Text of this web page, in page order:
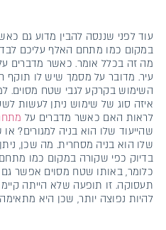
עוד לפני שננסה להבין מדוע גם
במקום כמו מתחם האלף עליכם
מה זה בכלל אומר. כאשר מדברים
עיר. מדובר על מסמך שיש לו
השימוש בקרקע לגבי שטח מסוים.
איזה סוג של שימוש ניתן לעשות
לראות האם כאשר מדברים על
שהייעוד שלו הוא בניה למגורים?
שלו הוא בניה מסחרית. מה שכן,
בדיוק כפי שקורה במקום כמו
כלומר, באותו שטח מסוים אפשר גם
תעסוקה. זו תופעה שלא הייתה
להיות נפוצה יותר, שכן היא מתאימה